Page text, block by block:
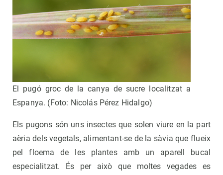
El pugó groc de la canya de sucre localitzat a
Espanya. (Foto: Nicolás Pérez Hidalgo)
Els pugons són uns insectes que solen viure en la part
aèria dels vegetals, alimentant-se de la sàvia que flueix
pel floema de les plantes amb un aparell bucal
especialitzat. És per això que moltes vegades es